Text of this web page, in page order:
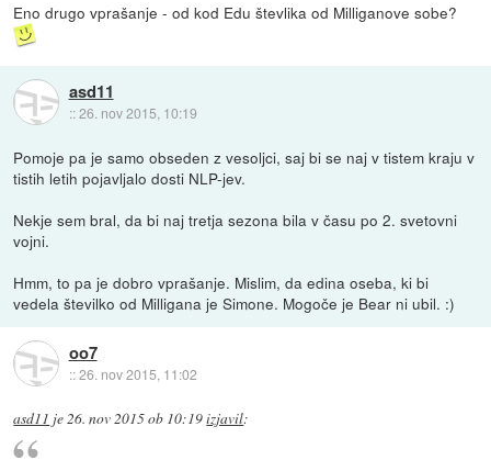
Eno drugo vprašanje - od kod Edu števlika od Milliganove sobe?
asd11
::26. nov 2015, 10:19
Pomoje pa je samo obseden z vesoljci, saj bi se naj v tistem kraju v
tistih letih pojavljalo dosti NLP-jev.
Nekje sem bral, da bi naj tretja sezona bila v času po 2. svetovni
vojni.
Hmm, to pa je dobro vprašanje. Mislim, da edina oseba, ki bi
vedela številko od Milligana je Simone. Mogoče je Bear ni ubil. :)
oo7
::26. nov 2015, 11:02
asd11 je 26. nov 2015 ob 10:19izjavil: